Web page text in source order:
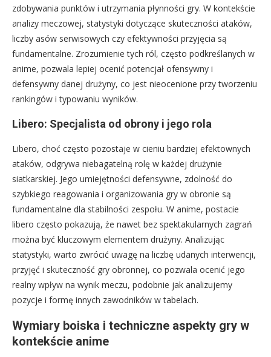
zdobywania punktów i utrzymania płynności gry. W kontekście
analizy meczowej, statystyki dotyczące skuteczności ataków,
liczby asów serwisowych czy efektywności przyjęcia są
fundamentalne. Zrozumienie tych ról, często podkreślanych w
anime, pozwala lepiej ocenić potencjał ofensywny i
defensywny danej drużyny, co jest nieocenione przy tworzeniu
rankingów i typowaniu wyników.
Libero: Specjalista od obrony i jego rola
Libero, choć często pozostaje w cieniu bardziej efektownych
ataków, odgrywa niebagatelną rolę w każdej drużynie
siatkarskiej. Jego umiejętności defensywne, zdolność do
szybkiego reagowania i organizowania gry w obronie są
fundamentalne dla stabilności zespołu. W anime, postacie
libero często pokazują, że nawet bez spektakularnych zagrań
można być kluczowym elementem drużyny. Analizując
statystyki, warto zwrócić uwagę na liczbę udanych interwencji,
przyjęć i skuteczność gry obronnej, co pozwala ocenić jego
realny wpływ na wynik meczu, podobnie jak analizujemy
pozycje i formę innych zawodników w tabelach.
Wymiary boiska i techniczne aspekty gry w
kontekście anime